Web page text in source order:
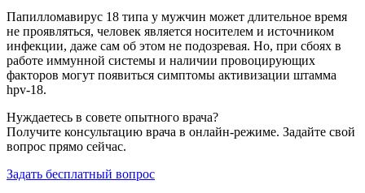
Папилломавирус 18 типа у мужчин может длительное время
не проявляться, человек является носителем и источником
инфекции, даже сам об этом не подозревая. Но, при сбоях в
работе иммунной системы и наличии провоцирующих
факторов могут появиться симптомы активизации штамма
hpv-18.
Нуждаетесь в совете опытного врача?
Получите консультацию врача в онлайн-режиме. Задайте свой
вопрос прямо сейчас.
Задать бесплатный вопрос